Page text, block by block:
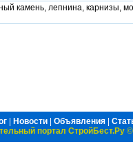
камень, лепнина, карнизы,
Новости Объявления
портал СтройБест.Ру